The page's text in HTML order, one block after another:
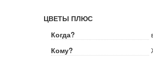
ЦВЕТЫ ПЛЮС
Когда?
Кому?